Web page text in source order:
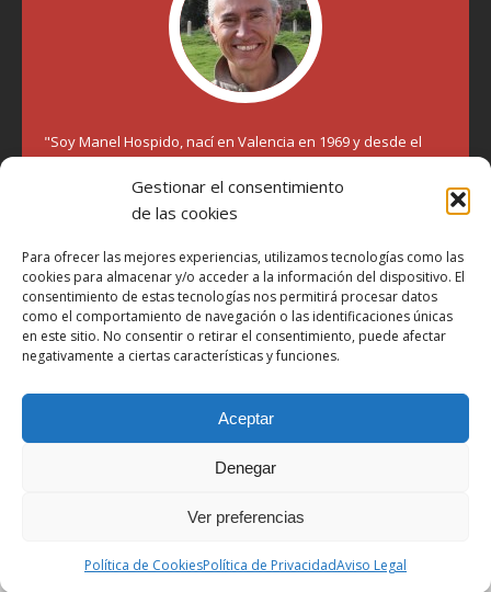
Gestionar el consentimiento
de las cookies
Para ofrecer las mejores experiencias, utilizamos tecnologías como las
cookies para almacenar y/o acceder a la información del dispositivo. El
consentimiento de estas tecnologías nos permitirá procesar datos
como el comportamiento de navegación o las identificaciones únicas
en este sitio. No consentir o retirar el consentimiento, puede afectar
negativamente a ciertas características y funciones.
Aceptar
Denegar
Ver preferencias
Política de CookiesPolítica de PrivacidadAviso Legal
"Soy Manel Hospido, nací en Valencia en 1969 y desde el
Millatrece.com es una apuesta por escribir sobre lo que me
gusta de manera sincera y honesta. Pasa, ponte cómodo y
Aviso Legal
Política de Privacidad
Política de Cookies
Más Información sobre Cookies
Derechos de autor © 2026 | Tema de WordPress MH Magazine por